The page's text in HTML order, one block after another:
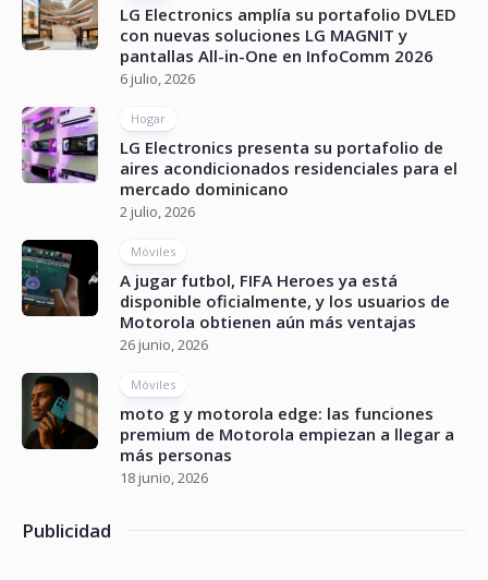
LG Electronics amplía su portafolio DVLED
con nuevas soluciones LG MAGNIT y
pantallas All-in-One en InfoComm 2026
6 julio, 2026
Hogar
LG Electronics presenta su portafolio de
aires acondicionados residenciales para el
mercado dominicano
2 julio, 2026
Móviles
A jugar futbol, FIFA Heroes ya está
disponible oficialmente, y los usuarios de
Motorola obtienen aún más ventajas
26 junio, 2026
Móviles
moto g y motorola edge: las funciones
premium de Motorola empiezan a llegar a
más personas
18 junio, 2026
Publicidad